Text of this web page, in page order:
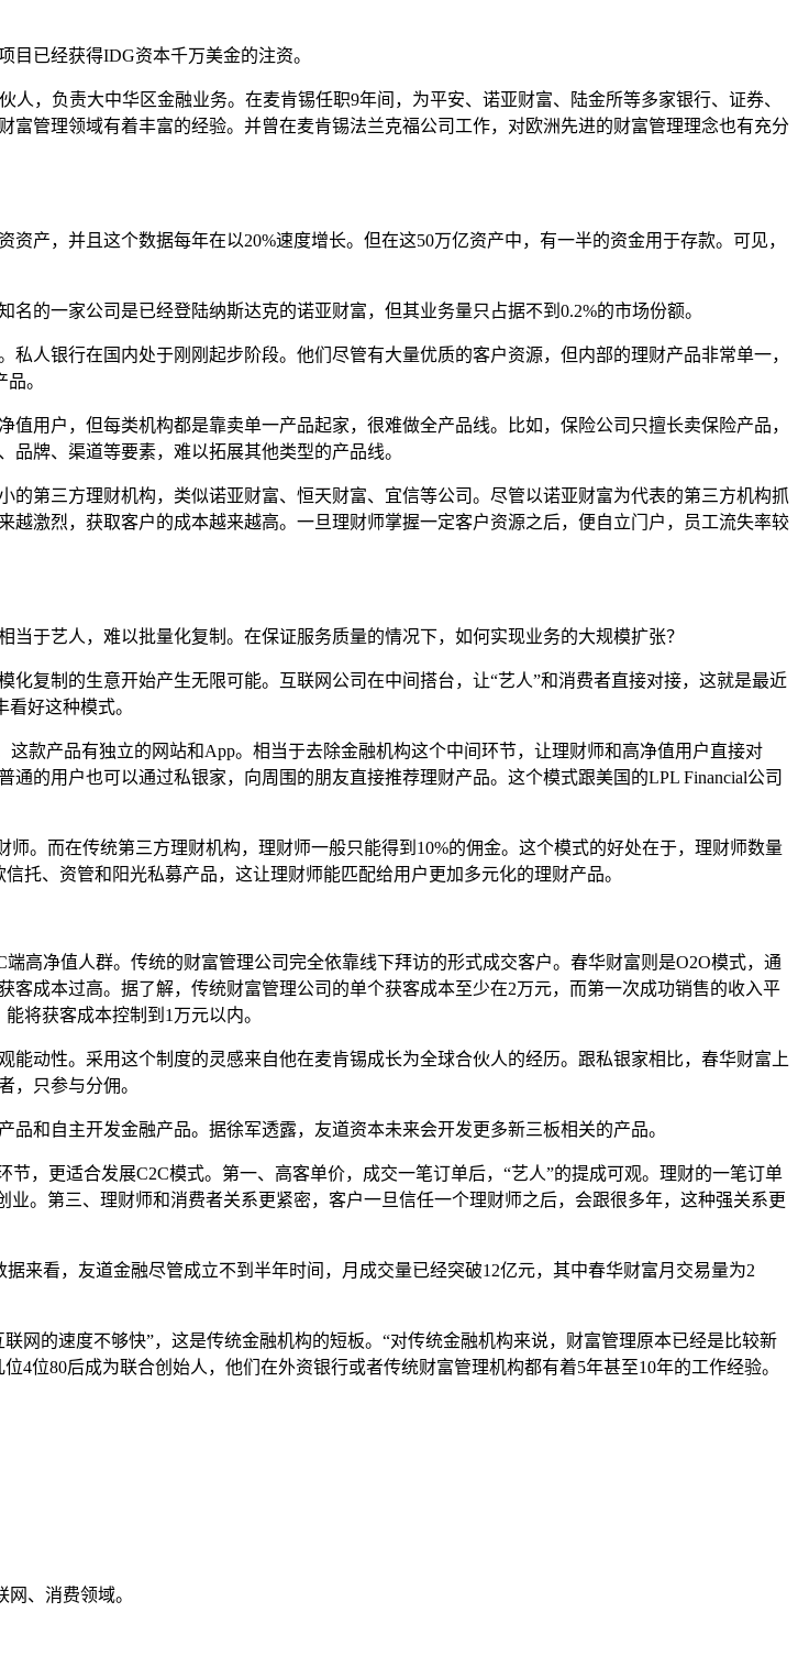
目已经获得IDG资本千万美金的注资。
人，负责大中华区金融业务。在麦肯锡任职9年间，为平安、诺亚财富、陆金所等多家银行、证券、
管理领域有着丰富的经验。并曾在麦肯锡法兰克福公司工作，对欧洲先进的财富管理理念也有充分
资产，并且这个数据每年在以20%速度增长。但在这50万亿资产中，有一半的资金用于存款。可见，
的一家公司是已经登陆纳斯达克的诺亚财富，但其业务量只占据不到 0.2%的市场份额。
人银行在国内处于刚刚起步阶段。他们尽管有大量优质的客户资源，但内部的理财产品非常单一，
。
用户，但每类机构都是靠卖单一产品起家，很难做全产品线。比如，保险公司只擅长卖保险产品，
牌、渠道等要素，难以拓展其他类型的产品线。
第三方理财机构，类似诺亚财富、恒天财富、宜信等公司。尽管以诺亚财富为代表的第三方机构抓
激烈，获取客户的成本越来越高。一旦理财师掌握一定客户资源之后，便自立门户，员工流失率较
于艺人，难以批量化复制。在保证服务质量的情况下，如何实现业务的大规模扩张？
化复制的生意开始产生无限可能。互联网公司在中间搭台，让“艺人”和消费者直接对接，这就是最近
看好这种模式。
这款产品有独立的网站和App。相当于去除金融机构这个中间环节，让理财师和高净值用户直接对
的用户也可以通过私银家，向周围的朋友直接推荐理财产品。这个模式跟美国的LPL Financial公司
师。而在传统第三方理财机构，理财师一般只能得到 10%的佣金。这个模式的好处在于，理财师数量
信托、资管和阳光私募产品，这让理财师能匹配给用户更加多元化的理财产品。
端高净值人群。传统的财富管理公司完全依靠线下拜访的形式成交客户。春华财富则是O2O模式，通
成本过高。据了解，传统财富管理公司的单个获客成本至少在2万元，而第一次成功销售的收入平
将获客成本控制到 1 万元以内。
动性。采用这个制度的灵感来自他在麦肯锡成长为全球合伙人的经历。跟私银家相比，春华财富上
，只参与分佣。
和自主开发金融产品。据徐军透露，友道资本未来会开发更多新三板相关的产品。
节，更适合发展C2C模式。第一、高客单价，成交一笔订单后， “艺人”的提成可观。理财的一笔订单
。第三、理财师和消费者关系更紧密，客户一旦信任一个理财师之后，会跟很多年，这种强关系更
来看，友道金融尽管成立不到半年时间，月成交量已经突破12亿元，其中春华财富月交易量为2
联网的速度不够快”，这是传统金融机构的短板。 “对传统金融机构来说，财富管理原本已经是比较新
位4位80后成为联合创始人，他们在外资银行或者传统财富管理机构都有着5年甚至10年的工作经验。
、消费领域。